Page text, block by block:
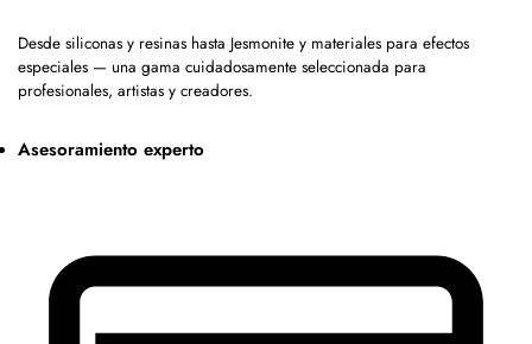
Desde siliconas y resinas hasta Jesmonite y materiales para efectos
especiales — una gama cuidadosamente seleccionada para
profesionales, artistas y creadores.
Asesoramiento experto